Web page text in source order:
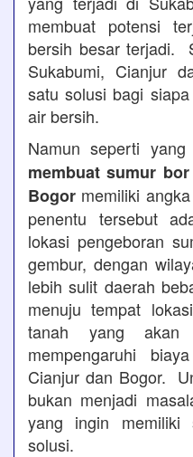
membuat potensi
bersih besar terjadi.
Sukabumi, Cianjur
satu solusi bagi
air bersih.
Namun seperti
membuat sumur
Bogor memiliki
penentu tersebut
lokasi pengeboran
gembur, dengan
lebih sulit daerah
menuju tempat
tanah yang
mempengaruhi
Cianjur dan Bogor.
bukan menjadi
yang ingin
solusi.